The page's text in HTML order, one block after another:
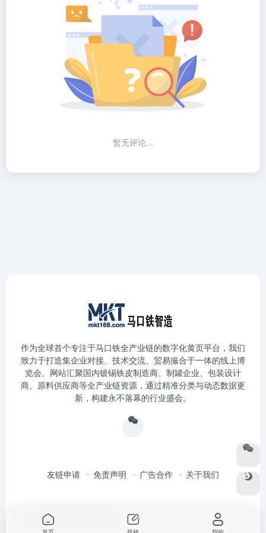
暂无评论...
作为全球首个专注于马口铁全产业链的数字化黄页平台，我们
致力于打造集企业对接、技术交流、贸易撮合于一体的线上博
览会。网站汇聚国内镀锡铁皮制造商、制罐企业、包装设计
商、原料供应商等全产业链资源，通过精准分类与动态数据更
新，构建永不落幕的行业盛会。
友链申请 免责声明 广告合作 关于我们
Copyright © 2026